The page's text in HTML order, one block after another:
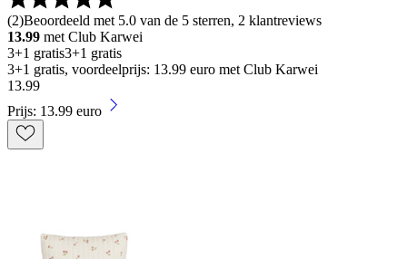
(2)Beoordeeld met 5.0 van de 5 sterren, 2 klantreviews
13.99 met Club Karwei
3+1 gratis3+1 gratis
3+1 gratis, voordeelprijs: 13.99 euro met Club Karwei
13.99
Prijs: 13.99 euro